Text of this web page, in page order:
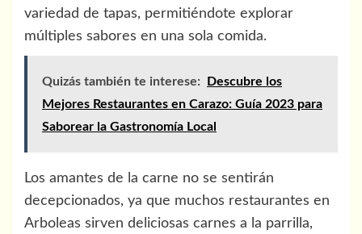
variedad de tapas, permitiéndote explorar
múltiples sabores en una sola comida.
Quizás también te interese:
Descubre los
Mejores Restaurantes en Carazo: Guía 2023 para
Saborear la Gastronomía Local
Los amantes de la carne no se sentirán
decepcionados, ya que muchos restaurantes en
Arboleas sirven deliciosas carnes a la parrilla,